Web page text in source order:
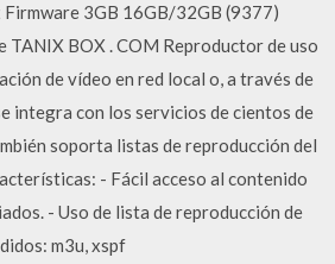
3GB 16GB/32GB (9377)
TANIX BOX . COM Reproductor de uso
de vídeo en red local o, a través de
integra con los servicios de cientos de
soporta listas de reproducción del
- Fácil acceso al contenido
- Uso de lista de reproducción de
m3u, xspf